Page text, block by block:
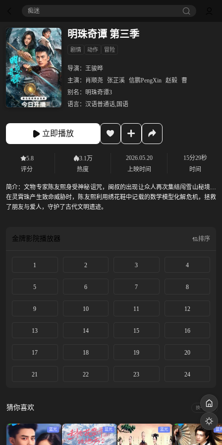
痴迷
明珠奇谭 第三季
剧情 动作 冒险
导演： 王骏晔
主演：
肖顺尧 张芷溪 信鹏PengXin 赵毅
曹
别名： 明珠奇谭3
语言： 汉语普通话,国语
立即播放
5.8
评分
3.1万
热度
2026.05.20
上映时间
15分29秒
时间
简介：文物专家陈友熙身受神秘诅咒，闽叔的出现让众人再次集结闯雪山秘境。
在灵霄珠产生致命威胁时，陈友熙利用绣花鞋中记载的数学模型化解危机，拯救
了朋友与爱人，守护了古代文明遗迹。
金牌影院播放器 排序
1 2 3 4
5 6 7 8
9 10 11 12
13 14 15 16
17 18 19 20
21 22 23 24
猜你喜欢 换一换
蓝光 蓝光 蓝光 蓝